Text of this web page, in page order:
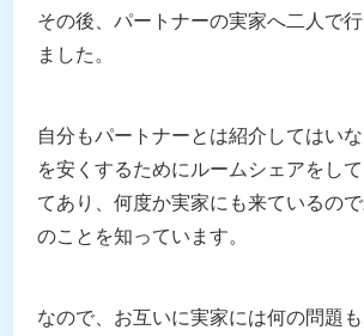
その後、パートナーの実家へ二人で
ました。
自分もパートナーとは紹介してはい
を安くするためにルームシェアをし
てあり、何度か実家にも来ているの
のことを知っています。
なので、お互いに実家には何の問題